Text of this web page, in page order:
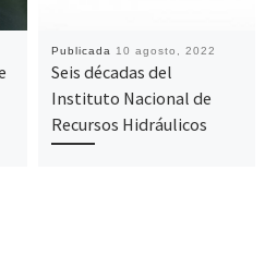
Publicada 10 agosto, 2022
Seis décadas del
Instituto Nacional de
Recursos Hidráulicos